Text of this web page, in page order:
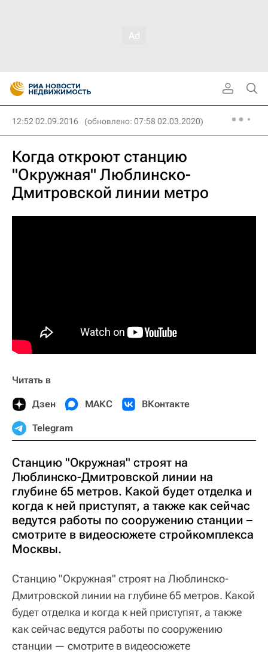
12:52 02.09.2016 (обновлено: 07:58 02.03.2020)
Когда откроют станцию
"Окружная" Люблинско-
Дмитровской линии метро
Читать в
Дзен МАКС ВКонтакте
Telegram
Станцию "Окружная" строят на
Люблинско-Дмитровской линии на
глубине 65 метров. Какой будет отделка и
когда к ней приступят, а также как сейчас
ведутся работы по сооружению станции –
смотрите в видеосюжете стройкомплекса
Москвы.
Станцию "Окружная" строят на Люблинско-
Дмитровской линии на глубине 65 метров. Какой
будет отделка и когда к ней приступят, а также
как сейчас ведутся работы по сооружению
станции — смотрите в видеосюжете